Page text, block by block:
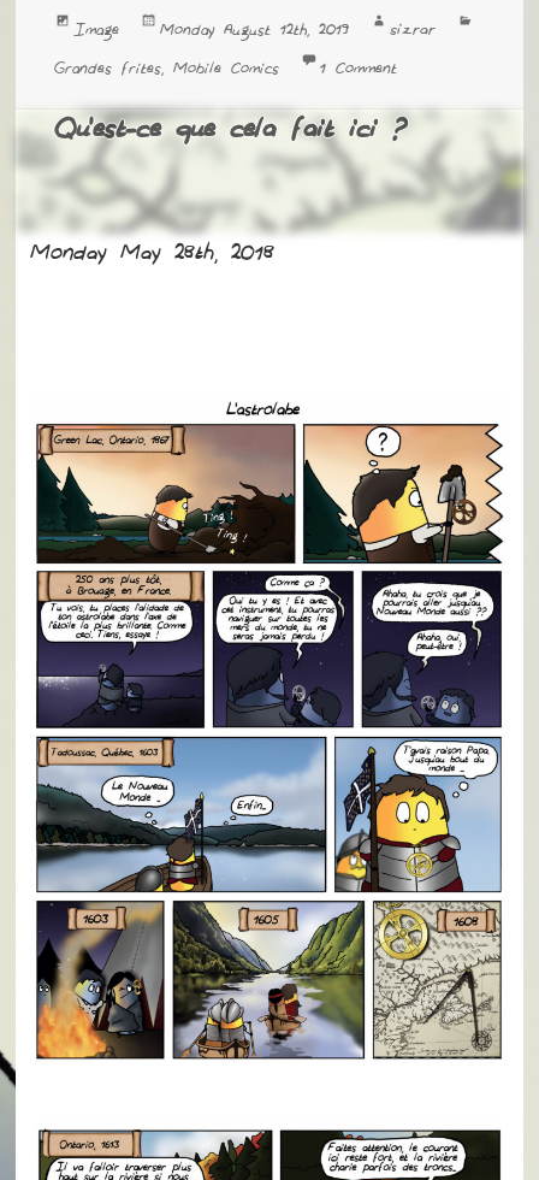
Format
Image
Posted
on
Monday August 12th, 2019 Author
sizrar
Grandes frites,Mobile Comics 1 Commenton Doryphore
Qu’est-ce que cela fait ici ?
Monday May 28th, 2018